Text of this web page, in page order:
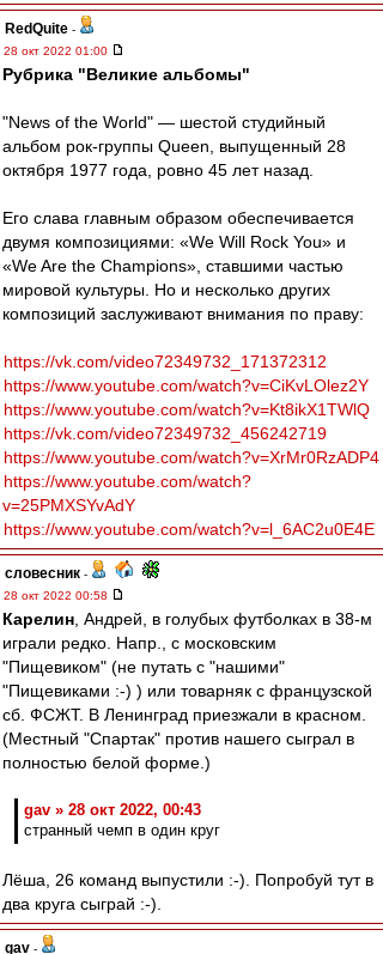
RedQuite -
28 окт 2022 01:00
Рубрика "Великие альбомы"
"News of the World" — шестой студийный
альбом рок-группы Queen, выпущенный 28
октября 1977 года, ровно 45 лет назад.
Его слава главным образом обеспечивается
двумя композициями: «We Will Rock You» и
«We Are the Champions», ставшими частью
мировой культуры. Но и несколько других
композиций заслуживают внимания по праву:
https://vk.com/video72349732_171372312
https://www.youtube.com/watch?v=CiKvLOlez2Y
https://www.youtube.com/watch?v=Kt8ikX1TWlQ
https://vk.com/video72349732_456242719
https://www.youtube.com/watch?v=XrMr0RzADP4
https://www.youtube.com/watch?
v=25PMXSYvAdY
https://www.youtube.com/watch?v=l_6AC2u0E4E
словесник -
28 окт 2022 00:58
Карелин , Андрей, в голубых футболках в 38-м
играли редко. Напр., с московским
"Пищевиком" (не путать с "нашими"
"Пищевиками :-) ) или товарняк с французской
сб. ФСЖТ. В Ленинград приезжали в красном.
(Местный "Спартак" против нашего сыграл в
полностью белой форме.)
gav » 28 окт 2022, 00:43
странный чемп в один круг
Лёша, 26 команд выпустили :-). Попробуй тут в
два круга сыграй :-).
gav -